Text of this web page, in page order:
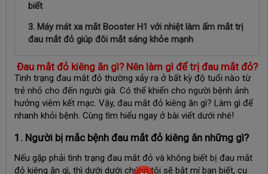
biết
3. Máy mát xa mắt Booster H1 với nhiệt làm ấm mắt trị
đau mắt đỏ giúp đôi mắt sáng khỏe mạnh
Đau mắt đỏ kiêng ăn gì? Nên làm gì để trị đau mắt đỏ?
Tình trạng đau mắt đỏ thường xảy ra ở bất kỳ độ tuổi nào từ
trẻ nhỏ cho đến người già. Có thể khiến cho người bệnh ảnh
hưởng viêm kết mạc. Vậy, đau mắt đỏ kiêng ăn gì? Làm gì để
nhanh khỏi bệnh. Cùng tìm hiểu ngay ở bài viết dưới nhé!
1. Người bị mắc bệnh đau mắt đỏ kiêng ăn những gì?
Nếu gặp phải tình trạng đau mắt đỏ và không biết bị đau mắt
đỏ kiêng ăn gì, thì dưới dưới chúng tôi sẽ bật mí bạn biết, cụ